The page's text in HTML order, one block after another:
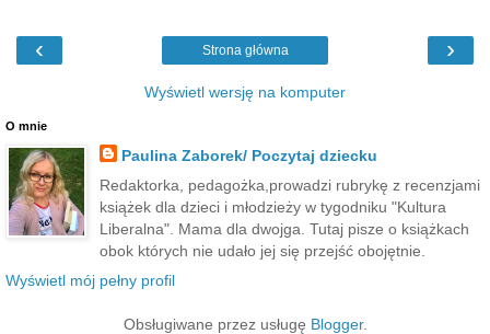
‹ ›
Strona główna
Wyświetl wersję na komputer
O mnie
Paulina Zaborek/ Poczytaj dziecku
Redaktorka, pedagożka,prowadzi rubrykę z recenzjami
książek dla dzieci i młodzieży w tygodniku "Kultura
Liberalna". Mama dla dwojga. Tutaj pisze o książkach
obok których nie udało jej się przejść obojętnie.
Wyświetl mój pełny profil
Obsługiwane przez usługę Blogger.